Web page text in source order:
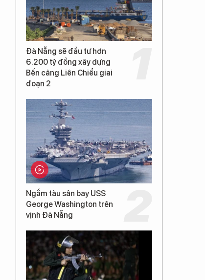
Đà Nẵng sẽ đầu tư hơn
6.200 tỷ đồng xây dựng
Bến cảng Liên Chiểu giai
đoạn 2
Ngắm tàu sân bay USS
George Washington trên
vịnh Đà Nẵng